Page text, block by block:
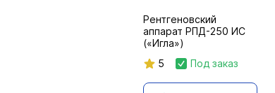
Рентгеновский
аппарат РПД-250 ИС
(«Игла»)
5
Под заказ